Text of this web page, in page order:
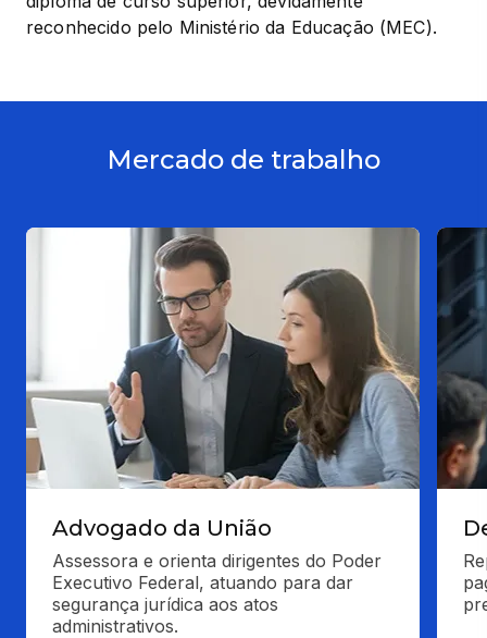
reconhecido pelo Ministério da Educação (MEC).
Mercado de trabalho
Advogado da União
Assessora e orienta dirigentes do Poder
Executivo Federal, atuando para dar
segurança jurídica aos atos
administrativos.